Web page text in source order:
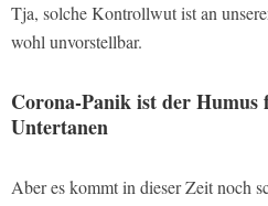
Tja, solche Kontrollwut ist an
wohl unvorstellbar.
Corona-Panik ist der
Untertanen
Aber es kommt in dieser Zeit noch